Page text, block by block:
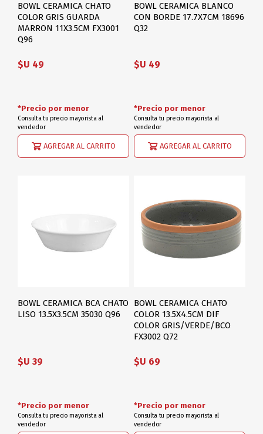
BOWL CERAMICA CHATO
COLOR GRIS GUARDA
MARRON 11X3.5CM FX3001
Q96
$U 49
AGREGAR AL CARRITO
*Precio por menor
Consulta tu precio mayorista al
vendedor
BOWL CERAMICA BLANCO
CON BORDE 17.7X7CM 18696
Q32
$U 49
AGREGAR AL CARRITO
*Precio por menor
Consulta tu precio mayorista al
vendedor
BOWL CERAMICA BCA CHATO
LISO 13.5X3.5CM 35030 Q96
$U 39
*Precio por menor
Consulta tu precio mayorista al
vendedor
BOWL CERAMICA CHATO
COLOR 13.5X4.5CM DIF
COLOR GRIS/VERDE/BCO
FX3002 Q72
$U 69
*Precio por menor
Consulta tu precio mayorista al
vendedor